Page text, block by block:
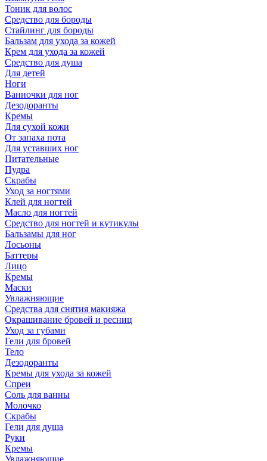
Тоник для волос
Средство для бороды
Стайлинг для бороды
Бальзам для ухода за кожей
Крем для ухода за кожей
Средство для душа
Для детей
Ноги
Ванночки для ног
Дезодоранты
Кремы
Для сухой кожи
От запаха пота
Для уставших ног
Питательные
Пудра
Скрабы
Уход за ногтями
Клей для ногтей
Масло для ногтей
Средство для ногтей и кутикулы
Бальзамы для ног
Лосьоны
Баттеры
Лицо
Кремы
Маски
Увлажняющие
Средства для снятия макияжа
Окрашивание бровей и ресниц
Уход за губами
Гели для бровей
Тело
Дезодоранты
Кремы для ухода за кожей
Спреи
Соль для ванны
Молочко
Скрабы
Гели для душа
Руки
Кремы
Увлажняющие